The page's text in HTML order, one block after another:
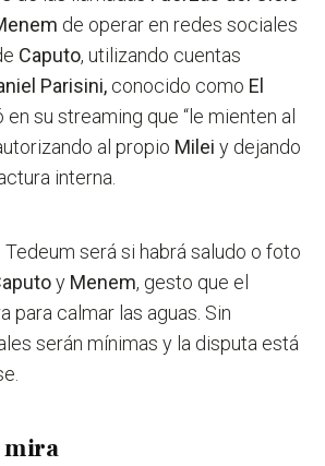
de operar en redes sociales
Caputo, utilizando cuentas
Parisini, conocido como El
en su streaming que “le mienten al
al propio Milei y dejando
interna.
será si habrá saludo o foto
y Menem, gesto que el
para calmar las aguas. Sin
serán mínimas y la disputa está
mira